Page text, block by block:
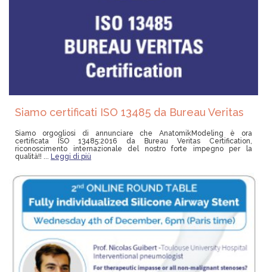
Siamo certificati ISO 13485 da Bureau Veritas
Siamo orgogliosi di annunciare che AnatomikModeling è ora
certificata ISO 13485:2016 da Bureau Veritas Certification,
riconoscimento internazionale del nostro forte impegno per la
qualità!! ... Leggi di più